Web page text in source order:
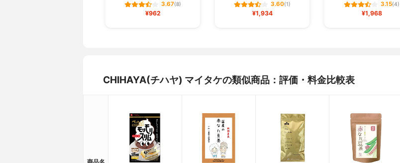
3.67(8)
¥962
3.60(1)
¥1,934
3.15(4)
¥1,968
CHIHAYA(チハヤ) マイタケの類似商品：評価・料金比較表